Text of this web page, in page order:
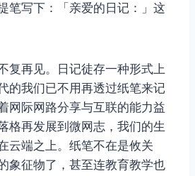
笔写下：「亲爱的日记：」这
复再见。日记徒存一种形式上
的我们已不用再透过纸笔来记
网际网路分享与互联的能力益
格再发展到微网志，我们的生
云端之上。纸笔不在是攸关
象征物了，甚至连教育教学也